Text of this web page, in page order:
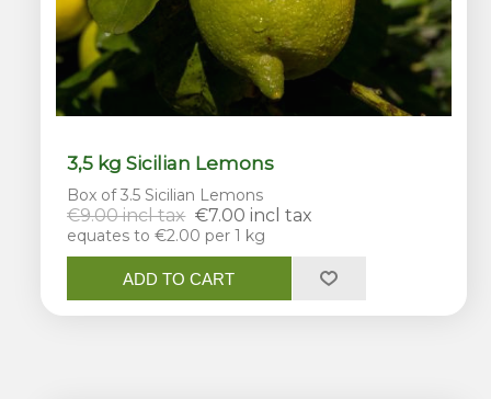
3,5 kg Sicilian Lemons
Box of 3.5 Sicilian Lemons
€9.00 incl tax €7.00 incl tax
equates to €2.00 per 1 kg
ADD TO CART